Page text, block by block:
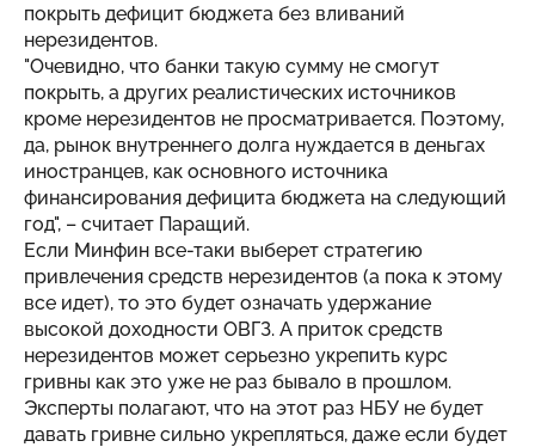
покрыть дефицит бюджета без вливаний
нерезидентов.
"Очевидно, что банки такую сумму не смогут
покрыть, а других реалистических источников
кроме нерезидентов не просматривается. Поэтому,
да, рынок внутреннего долга нуждается в деньгах
иностранцев, как основного источника
финансирования дефицита бюджета на следующий
год", – считает Паращий.
Если Минфин все-таки выберет стратегию
привлечения средств нерезидентов (а пока к этому
все идет), то это будет означать удержание
высокой доходности ОВГЗ. А приток средств
нерезидентов может серьезно укрепить курс
гривны как это уже не раз бывало в прошлом.
Эксперты полагают, что на этот раз НБУ не будет
давать гривне сильно укрепляться, даже если будет